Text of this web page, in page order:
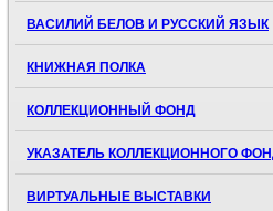
ВАСИЛИЙ БЕЛОВ И РУССКИЙ ЯЗЫК
КНИЖНАЯ ПОЛКА
КОЛЛЕКЦИОННЫЙ ФОНД
УКАЗАТЕЛЬ КОЛЛЕКЦИОННОГО
ВИРТУАЛЬНЫЕ ВЫСТАВКИ